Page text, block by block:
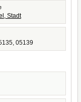
Stadt
05139